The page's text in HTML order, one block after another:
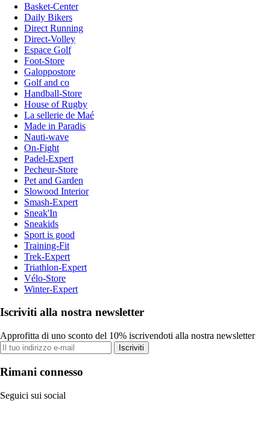
Basket-Center
Daily Bikers
Direct Running
Direct-Volley
Espace Golf
Foot-Store
Galoppostore
Golf and co
Handball-Store
House of Rugby
La sellerie de Maé
Made in Paradis
Nauti-wave
On-Fight
Padel-Expert
Pecheur-Store
Pet and Garden
Slowood Interior
Smash-Expert
Sneak'In
Sneakids
Sport is good
Training-Fit
Trek-Expert
Triathlon-Expert
Vélo-Store
Winter-Expert
Iscriviti alla nostra newsletter
Approfitta di uno sconto del 10% iscrivendoti alla nostra newsletter
Iscriviti
Rimani connesso
Seguici sui social